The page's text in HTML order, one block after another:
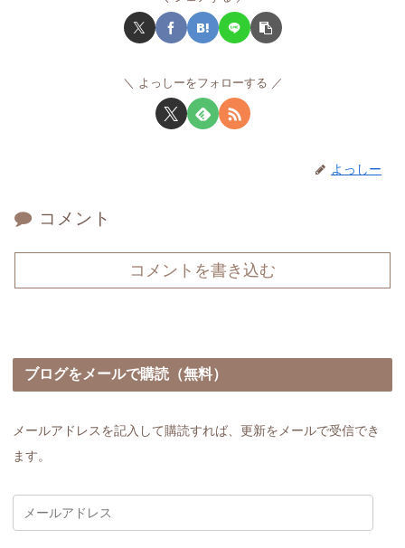
よっしーをフォローする
よっしー
コメント
コメントを書き込む
ブログをメールで購読（無料）
メールアドレスを記入して購読すれば、更新をメールで受信でき
ます。